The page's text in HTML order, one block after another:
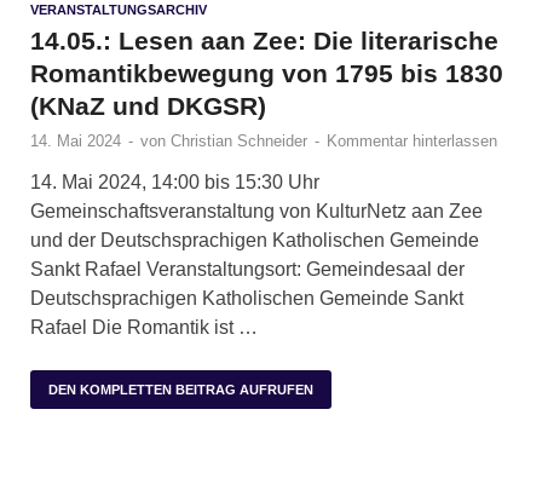
VERANSTALTUNGSARCHIV
14.05.: Lesen aan Zee: Die literarische
Romantikbewegung von 1795 bis 1830
(KNaZ und DKGSR)
14. Mai 2024 - von Christian Schneider - Kommentar hinterlassen
14. Mai 2024, 14:00 bis 15:30 Uhr
Gemeinschaftsveranstaltung von KulturNetz aan Zee
und der Deutschsprachigen Katholischen Gemeinde
Sankt Rafael Veranstaltungsort: Gemeindesaal der
Deutschsprachigen Katholischen Gemeinde Sankt
Rafael Die Romantik ist …
DEN KOMPLETTEN BEITRAG AUFRUFEN